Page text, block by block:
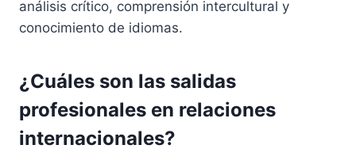
análisis crítico, comprensión intercultural y
conocimiento de idiomas.
¿Cuáles son las salidas
profesionales en relaciones
internacionales?